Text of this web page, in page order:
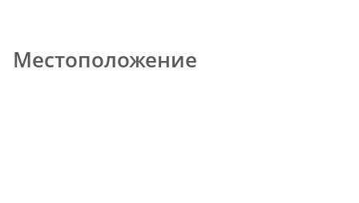
Местоположение